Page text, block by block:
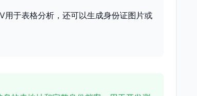
于表格分析，还可以生成身份证图片或